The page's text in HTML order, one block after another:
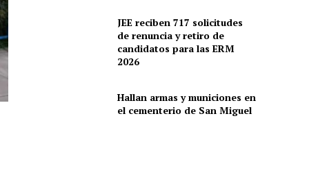
JEE reciben 717 solicitudes
de renuncia y retiro de
candidatos para las ERM
2026
Hallan armas y municiones en
el cementerio de San Miguel